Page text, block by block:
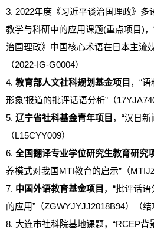
3. 2022年度《习近平谈治国理政》多
教学与科研中的应用课题(重点项目)
治国理政》中国核心术语在日本主流
（2022-IG-G0004）
4. 教育部人文社科规划基金项目 ，“
形象’报道的批评话语分析”（
5. 辽宁省社科基金青年项目 ，“汉日
（L15CYY009）
6. 全国翻译专业学位研究生教育研究
养模式对我国MTI教育的启示”（
7. 中国外语教育基金项目 ，“批评话
的应用”（ZGWYJYJJ2018B94）（结
8. 大连市社科院基地课题，“RCEP